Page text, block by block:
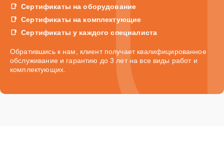
Сертификаты на оборудование
Сертификаты на комплектующие
Сертификаты у каждого специалиста
Обратившись к нам, клиент получает квалифицированное
обслуживание и гарантию до 3 лет на все виды работ и
комплектующих.